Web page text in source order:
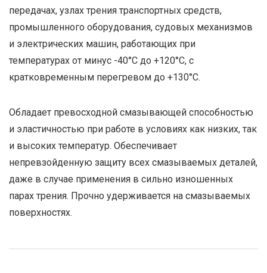
передачах, узлах трения транспортных средств,
промышленного оборудования, судовых механизмов
и электрических машин, работающих при
температурах от минус -40°С до +120°С, с
кратковременным перегревом до +130°С.
Обладает превосходной смазывающей способностью
и эластичностью при работе в условиях как низких, так
и высоких температур. Обеспечивает
непревзойденную защиту всех смазываемых деталей,
даже в случае применения в сильно изношенных
парах трения. Прочно удерживается на смазываемых
поверхностях.